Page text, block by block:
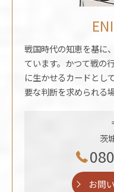
戦国時代の知恵を基に
ています。かつて戦の
に生かせるカードとし
要な判断を求められる
茨
お問